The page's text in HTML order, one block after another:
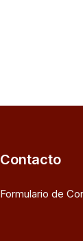
Contacto
Formulario de